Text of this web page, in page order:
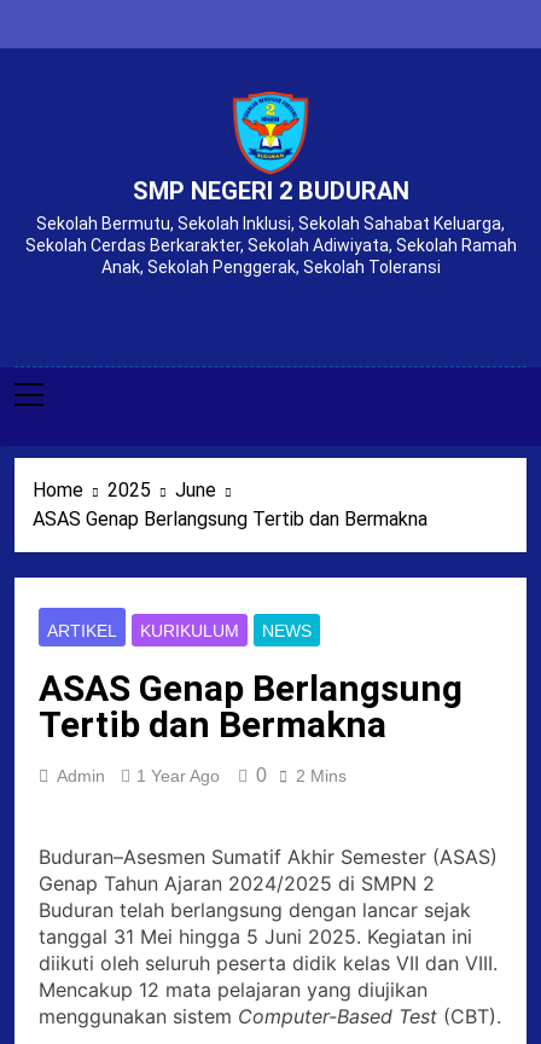
SMP NEGERI 2 BUDURAN
Sekolah Bermutu, Sekolah Inklusi, Sekolah Sahabat Keluarga,
Sekolah Cerdas Berkarakter, Sekolah Adiwiyata, Sekolah Ramah
Anak, Sekolah Penggerak, Sekolah Toleransi
Home 2025
June
ASAS Genap Berlangsung Tertib dan Bermakna
ARTIKEL KURIKULUM NEWS
ASAS Genap Berlangsung
Tertib dan Bermakna
Admin 1 Year Ago 0 2 Mins
Buduran–Asesmen Sumatif Akhir Semester (ASAS)
Genap Tahun Ajaran 2024/2025 di SMPN 2
Buduran telah berlangsung dengan lancar sejak
tanggal 31 Mei hingga 5 Juni 2025. Kegiatan ini
diikuti oleh seluruh peserta didik kelas VII dan VIII.
Mencakup 12 mata pelajaran yang diujikan
menggunakan sistem Computer-Based Test (CBT).